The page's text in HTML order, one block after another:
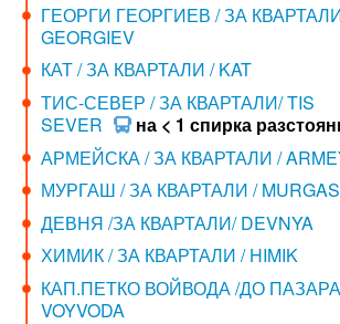
ГЕОРГИ ГЕОРГИЕВ / ЗА КВАРТАЛИ
GEORGIEV
КАТ / ЗА КВАРТАЛИ / KAT
ТИС-СЕВЕР / ЗА КВАРТАЛИ/ TIS
SEVER
на < 1 спирка
АРМЕЙСКА / ЗА КВАРТАЛИ /
МУРГАШ / ЗА КВАРТАЛИ /
ДЕВНЯ /ЗА КВАРТАЛИ/ DEVNYA
ХИМИК / ЗА КВАРТАЛИ / HIMIK
КАП.ПЕТКО ВОЙВОДА /ДО ПАЗАРА
VOYVODA